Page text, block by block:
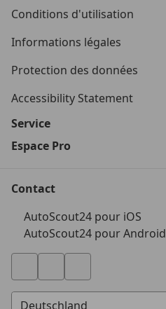
Conditions d'utilisation
Informations légales
Protection des données
Accessibility Statement
Service
Espace Pro
Contact
AutoScout24 pour iOS
AutoScout24 pour Android